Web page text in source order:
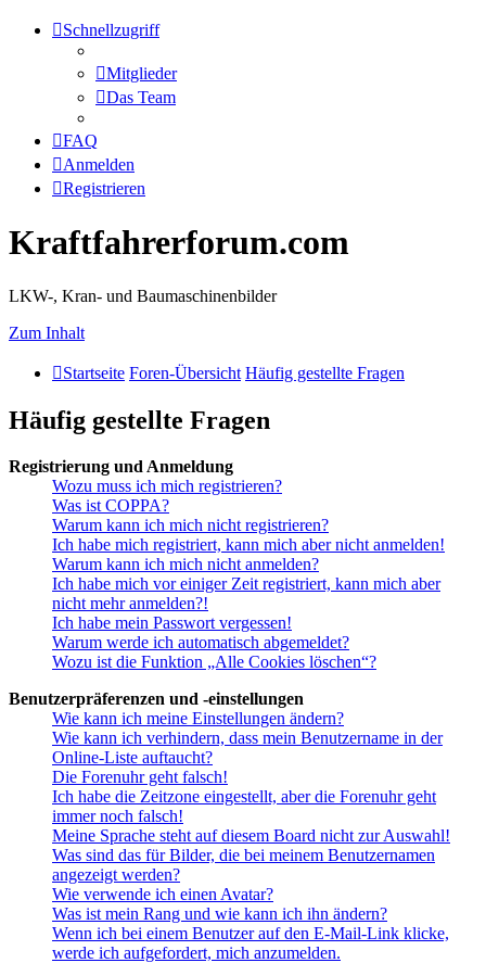
Schnellzugriff
Mitglieder
Das Team
FAQ
Anmelden
Registrieren
Kraftfahrerforum.com
LKW-, Kran- und Baumaschinenbilder
Zum Inhalt
Startseite Foren-Übersicht Häufig gestellte Fragen
Häufig gestellte Fragen
Registrierung und Anmeldung
Wozu muss ich mich registrieren?
Was ist COPPA?
Warum kann ich mich nicht registrieren?
Ich habe mich registriert, kann mich aber nicht anmelden!
Warum kann ich mich nicht anmelden?
Ich habe mich vor einiger Zeit registriert, kann mich aber
nicht mehr anmelden?!
Ich habe mein Passwort vergessen!
Warum werde ich automatisch abgemeldet?
Wozu ist die Funktion „Alle Cookies löschen“?
Benutzerpräferenzen und -einstellungen
Wie kann ich meine Einstellungen ändern?
Wie kann ich verhindern, dass mein Benutzername in der
Online-Liste auftaucht?
Die Forenuhr geht falsch!
Ich habe die Zeitzone eingestellt, aber die Forenuhr geht
immer noch falsch!
Meine Sprache steht auf diesem Board nicht zur Auswahl!
Was sind das für Bilder, die bei meinem Benutzernamen
angezeigt werden?
Wie verwende ich einen Avatar?
Was ist mein Rang und wie kann ich ihn ändern?
Wenn ich bei einem Benutzer auf den E-Mail-Link klicke,
werde ich aufgefordert, mich anzumelden.